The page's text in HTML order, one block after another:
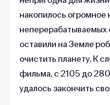
накопилось огромное
неперерабатываемых
оставили на Земле
очистить планету. К
фильма, с 2105 до
удалось закончить